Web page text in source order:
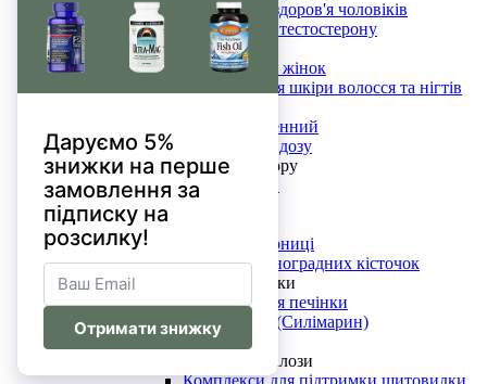
Сексуальне здоров'я чоловіків
Підвищення тестостерону
Жіноче здоров'я
Вітаміни для жінок
Комплекс для шкіри волосся та нігтів
Вітекс священний
Проти кандидозу
Для поліпшення зору
Астаксантин
Зеаксантин
Екстракт чорниці
Екстракт виноградних кісточок
Для здоров'я печінки
Комплекс для печінки
Розторопша (Силімарин)
SAM-e
Для щитовидної залози
Комплекси для підтримки щитовидки